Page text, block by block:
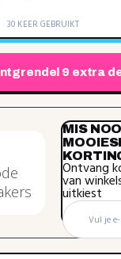
30 KEER GEBRUIKT
9 extra
MIS
Ontvang
van
uitkiest